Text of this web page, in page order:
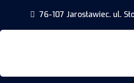
76-107 Jarosławiec. ul.